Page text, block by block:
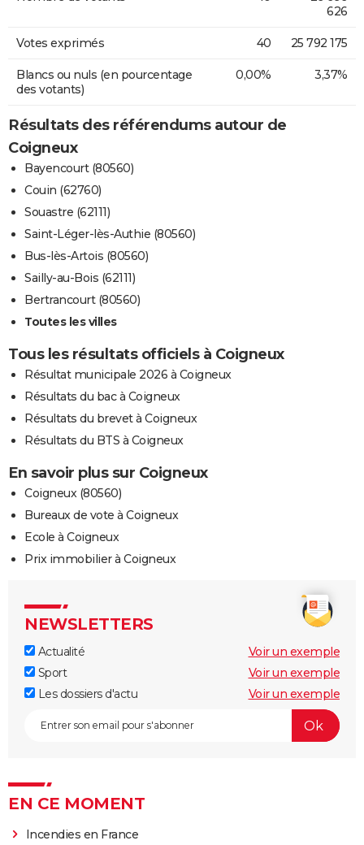
626
Votes exprimés 40 25 792 175
Blancs ou nuls (en pourcentage
des votants)
0,00% 3,37%
Résultats des référendums autour de
Coigneux
Bayencourt (80560)
Couin (62760)
Souastre (62111)
Saint-Léger-lès-Authie (80560)
Bus-lès-Artois (80560)
Sailly-au-Bois (62111)
Bertrancourt (80560)
Toutes les villes
Tous les résultats officiels à Coigneux
Résultat municipale 2026 à Coigneux
Résultats du bac à Coigneux
Résultats du brevet à Coigneux
Résultats du BTS à Coigneux
En savoir plus sur Coigneux
Coigneux (80560)
Bureaux de vote à Coigneux
Ecole à Coigneux
Prix immobilier à Coigneux
NEWSLETTERS
Actualité
Voir un exemple
Sport
Voir un exemple
Les dossiers d'actu
Voir un exemple
EN CE MOMENT
Incendies en France